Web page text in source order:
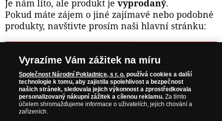
Je nám líto, ale produkt je vyprodaný.
Pokud máte zájem o jiné zajímavé nebo podobné
produkty, navštivte prosím naši hlavní stránku:
NAVŠTIVTE ZAJÍMAVÉ PRODUKTY NA
WWW.NARODNIPOKLADNICE.CZ
Prosím informujte mě, jakmile bude produkt opět skladem.
Vyrazíme Vám zážitek na míru
Společnost Národní Pokladnice, s r. o. používá cookies a další
technologie k tomu, aby zajistila spolehlivost a bezpečnost
našich stránek, sledovala jejich výkonnost a zprostředkovala
personalizovaný nákupní zážitek a cílenou reklamu. Za tímto
účelem shromažďujeme informace o uživatelích, jejich chování a
zařízeních.